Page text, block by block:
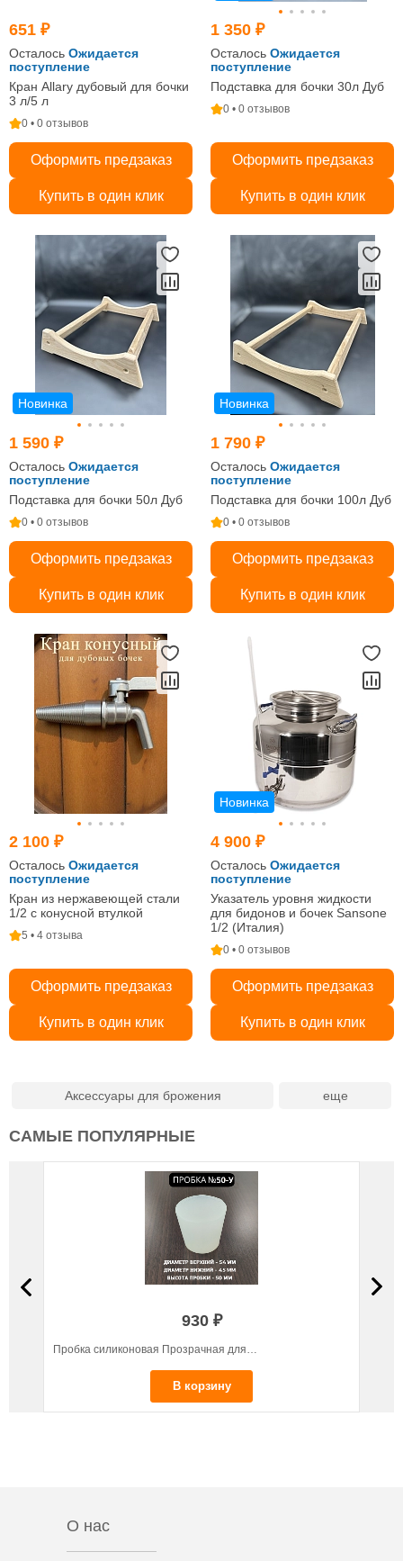
651 ₽
Осталось Ожидается
поступление
Кран Allary дубовый для бочки
3 л/5 л
0 • 0 отзывов
Оформить предзаказ
Купить в один клик
1 350 ₽
Осталось Ожидается
поступление
Подставка для бочки 30л Дуб
0 • 0 отзывов
Оформить предзаказ
Купить в один клик
Новинка
1 590 ₽
Осталось Ожидается
поступление
Подставка для бочки 50л Дуб
0 • 0 отзывов
Оформить предзаказ
Купить в один клик
Новинка
1 790 ₽
Осталось Ожидается
поступление
Подставка для бочки 100л Дуб
0 • 0 отзывов
Оформить предзаказ
Купить в один клик
2 100 ₽
Осталось Ожидается
поступление
Кран из нержавеющей стали
1/2 с конусной втулкой
5 • 4 отзыва
Оформить предзаказ
Купить в один клик
Новинка
4 900 ₽
Осталось Ожидается
поступление
Указатель уровня жидкости
для бидонов и бочек Sansone
1/2 (Италия)
0 • 0 отзывов
Оформить предзаказ
Купить в один клик
Аксессуары для брожения
САМЫЕ ПОПУЛЯРНЫЕ
930 ₽
В корзину
Пробка силиконовая Прозрачная для…
О нас